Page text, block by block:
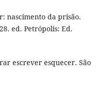
nascimento da prisão.
ed. Petrópolis: Ed.
escrever esquecer. São